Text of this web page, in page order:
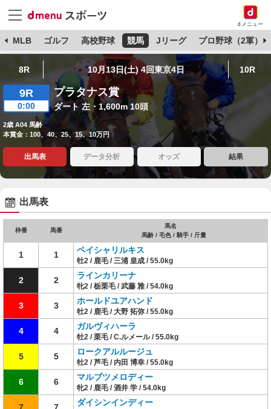
dメニュー
MLB ゴルフ 高校野球 競馬 Jリーグ プロ野球（2軍）
8R 10月13日(土) 4回東京4日 10R
9R
0:00
プラタナス賞
ダート 左・1,600m 10頭
2歳 A04 馬齢
本賞金：100、40、25、15、10万円
出馬表 データ分析 オッズ 結果
出馬表
枠番 馬番
馬名
馬齢 / 毛色 / 騎手 / 斤量
1 1 ペイシャリルキス
牡2 / 鹿毛 / 三浦 皇成 / 55.0kg
2 2 ラインカリーナ
牝2 / 栃栗毛 / 武藤 雅 / 54.0kg
3 3 ホールドユアハンド
牡2 / 鹿毛 / 大野 拓弥 / 55.0kg
4 4 ガルヴィハーラ
牡2 / 栗毛 / C.ルメール / 55.0kg
5 5 ロークアルルージュ
牡2 / 芦毛 / 内田 博幸 / 55.0kg
6 6 マルブツメロディー
牝2 / 鹿毛 / 酒井 学 / 54.0kg
ダイシンインディー